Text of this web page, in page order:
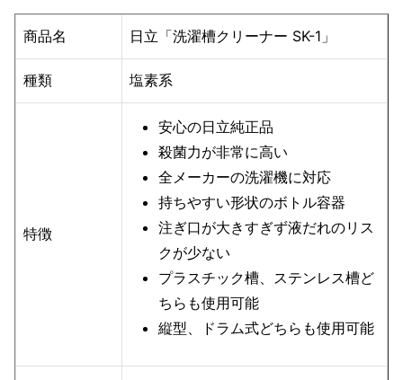
商品名 日立「洗濯槽クリーナー SK-1」
種類 塩素系
特徴
安心の日立純正品
殺菌力が非常に高い
全メーカーの洗濯機に対応
持ちやすい形状のボトル容器
注ぎ口が大きすぎず液だれのリス
クが少ない
プラスチック槽、ステンレス槽ど
ちらも使用可能
縦型、ドラム式どちらも使用可能